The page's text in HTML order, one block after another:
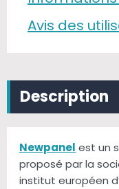
Avis des
Description
Newpanel est un
proposé par la
institut européen